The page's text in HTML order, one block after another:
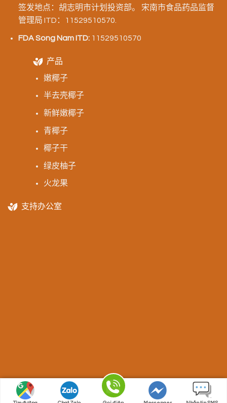
签发地点：胡志明市计划投资部。 宋南市食品药品监督
管理局 ITD：11529510570.
FDA Song Nam ITD:11529510570
产品
嫩椰子
半去壳椰子
新鲜嫩椰子
青椰子
椰子干
绿皮柚子
火龙果
支持办公室
Design 2024 © bySong Nam ITD Co.,Ltd